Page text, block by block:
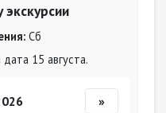
Сб
15 августа.
»